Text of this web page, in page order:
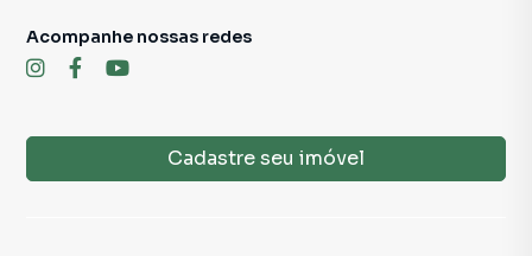
Sujeito a alteração sem aviso prévio.
Fotos meramente ilustrativas.
Cadastre seu imóvel
Acompanhe nossas redes